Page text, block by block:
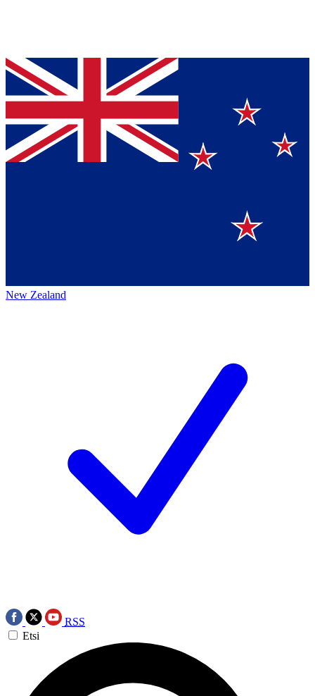
New Zealand
RSS
Etsi